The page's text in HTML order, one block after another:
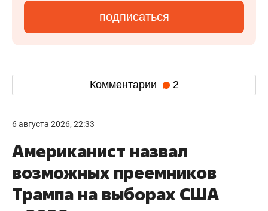
подписаться
Комментарии 2
6 августа 2026, 22:33
Американист назвал
возможных преемников
Трампа на выборах США